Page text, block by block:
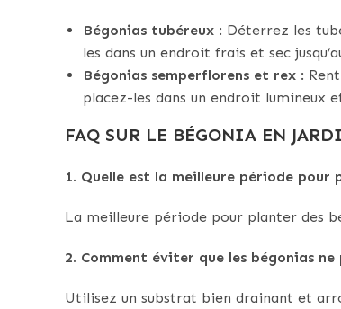
Bégonias tubéreux : Déterrez les
les dans un endroit frais et sec
Bégonias semperflorens et rex :
placez-les dans un endroit lumineux
FAQ SUR LE BÉGONIA EN
1. Quelle est la meilleure période
La meilleure période pour planter des
2. Comment éviter que les bégonias
Utilisez un substrat bien drainant et